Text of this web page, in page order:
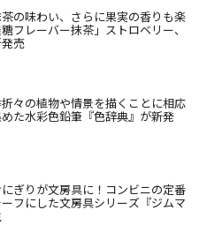
の味わい、さらに果実の香りも楽
フレーバー抹茶」ストロベリー、
売
々の植物や情景を描くことに相応
た水彩色鉛筆『色辞典』が新発
ぎりが文房具に！コンビニの定番
フにした文房具シリーズ『ジムマ